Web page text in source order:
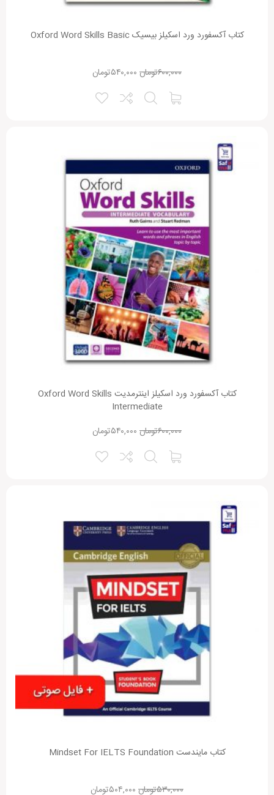
کتاب آکسفورد ورد اسکیلز بیسیک Oxford Word Skills Basic
تومان۶۰۰,۰۰۰ تومان۵۴۰,۰۰۰
کتاب آکسفورد ورد اسکیلز اینترمدیت Oxford Word Skills
Intermediate
تومان۶۰۰,۰۰۰ تومان۵۴۰,۰۰۰
کتاب مایندست Mindset For IELTS Foundation
تومان۵۳۰,۰۰۰ تومان۵۰۴,۰۰۰